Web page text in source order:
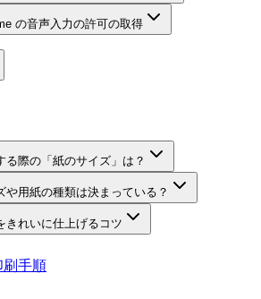
の音声入力の許可の取得
る際の「紙のサイズ」は？
や用紙の種類は決まっている？
きれいに仕上げるコツ
刷手順